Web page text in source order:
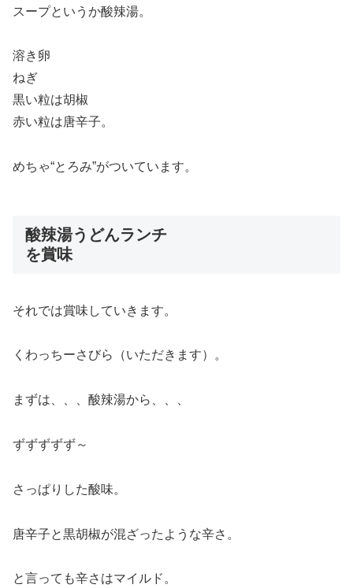
スープというか酸辣湯。
溶き卵
ねぎ
黒い粒は胡椒
赤い粒は唐辛子。
めちゃ“とろみ”がついています。
酸辣湯うどんランチ
を賞味
それでは賞味していきます。
くわっちーさびら（いただきます）。
まずは、、、酸辣湯から、、、
ずずずずず～
さっぱりした酸味。
唐辛子と黒胡椒が混ざったような辛さ。
と言っても辛さはマイルド。